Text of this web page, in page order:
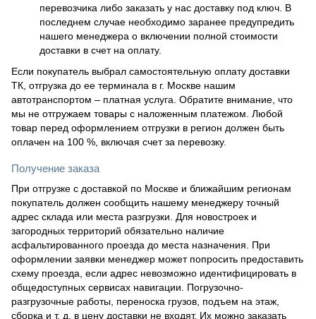
перевозчика либо заказать у нас доставку под ключ. В
последнем случае необходимо заранее предупредить
нашего менеджера о включении полной стоимости
доставки в счет на оплату.
Если покупатель выбрал самостоятельную оплату доставки
ТК, отгрузка до ее терминала в г. Москве нашим
автотранспортом – платная услуга. Обратите внимание, что
мы не отгружаем товары с наложенным платежом. Любой
товар перед оформлением отгрузки в регион должен быть
оплачен на 100 %, включая счет за перевозку.
Получение заказа
При отгрузке с доставкой по Москве и ближайшим регионам
покупатель должен сообщить нашему менеджеру точный
адрес склада или места разгрузки. Для новостроек и
загородных территорий обязательно наличие
асфальтированного проезда до места назначения. При
оформлении заявки менеджер может попросить предоставить
схему проезда, если адрес невозможно идентифицировать в
общедоступных сервисах навигации. Погрузочно-
разгрузочные работы, переноска грузов, подъем на этаж,
сборка и т. д. в цену доставки не входят. Их можно заказать